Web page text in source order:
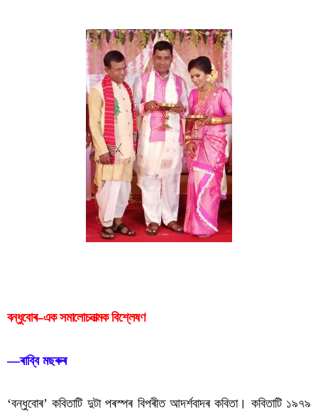
বন্ধুবোৰ–এক সমালোচনাত্মক বিশ্লেষণ
—ৰাব্বি মছৰুৰ
‘বন্ধুবোৰ’ কবিতাটি দুটা পৰস্পৰ বিপৰীত আদৰ্শবাদৰ কবিতা। কবিতাটি ১৯৭৯